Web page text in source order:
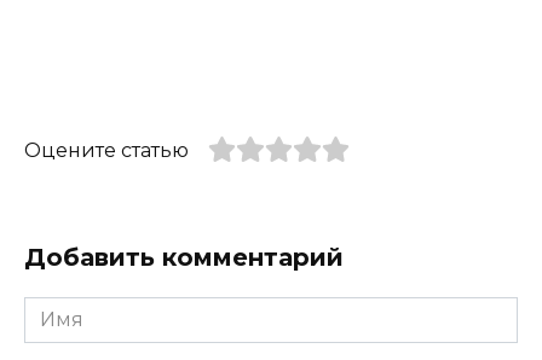
Оцените статью
Добавить комментарий
Имя
*